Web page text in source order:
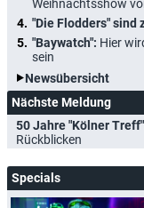
Weihnachtsshow
"Die Flodders" sind
"Baywatch": Hier
sein
Newsübersicht
Nächste Meldung
50 Jahre "Kölner
Rückblicken
Specials